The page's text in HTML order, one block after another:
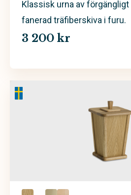
Klassisk urna av
fanerad träfiberskiva i furu.
3 200 kr